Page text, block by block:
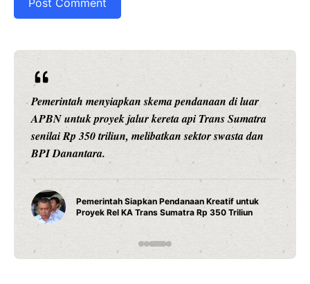
pendanaan di luar
api Trans Sumatra
sektor swasta dan
Pendanaan Kreatif untuk
Sumatra Rp 350 Triliun
Ariston Indonesia
pintar dengan konektivitas
presisi 1 derajat Celsius, dan
daya tahan maksimal.
Water Heater Pintar
Fitur Wi-Fi dan
Modern